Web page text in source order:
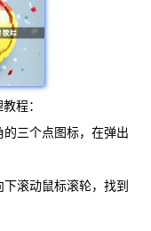
程：
三个点图标，在弹出
滚动鼠标滚轮，找到